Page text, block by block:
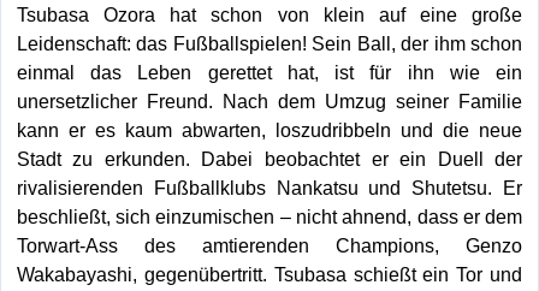
Tsubasa Ozora hat schon von klein auf eine große
Leidenschaft: das Fußballspielen! Sein Ball, der ihm schon
einmal das Leben gerettet hat, ist für ihn wie ein
unersetzlicher Freund. Nach dem Umzug seiner Familie
kann er es kaum abwarten, loszudribbeln und die neue
Stadt zu erkunden. Dabei beobachtet er ein Duell der
rivalisierenden Fußballklubs Nankatsu und Shutetsu. Er
beschließt, sich einzumischen – nicht ahnend, dass er dem
Torwart-Ass des amtierenden Champions, Genzo
Wakabayashi, gegenübertritt. Tsubasa schießt ein Tor und